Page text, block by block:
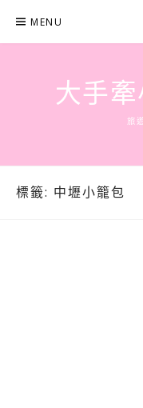
content
MENU
大手
旅
標籤: 中壢小籠包